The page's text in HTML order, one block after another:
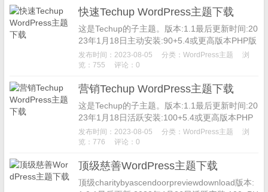
快速Techup WordPress主题下载
这是Techup的子主题。版本:1.1最后更新时间:20
23年1月18日主动安装:90+5.4或更高版本PHP版
本:5.6或更高主题主页免费WP主题。fast...
发布时间：2023-08-05 分类： WordPress主题
浏
览：755
评论：0
营销Techup WordPress主题下载
这是Techup的子主题。版本:1.1最后更新时间:20
23年1月18日活跃安装:100+5.4或更高版本PHP
版本:5.6或更高主题主页免费WP主题。营销-...
发布时间：2023-08-05 分类： WordPress主题
浏
览：776
评论：0
顶级慈善WordPress主题下载
顶级charitybyascendoorpreviewdownload版本: